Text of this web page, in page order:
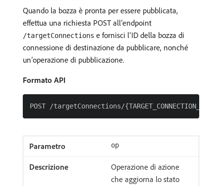
Quando la bozza è pronta per essere pubblicata,
effettua una richiesta POST all’endpoint
/targetConnections e fornisci l’ID della bozza di
connessione di destinazione da pubblicare, nonché
un’operazione di pubblicazione.
Formato API
op
Operazione di azione
che aggiorna lo stato